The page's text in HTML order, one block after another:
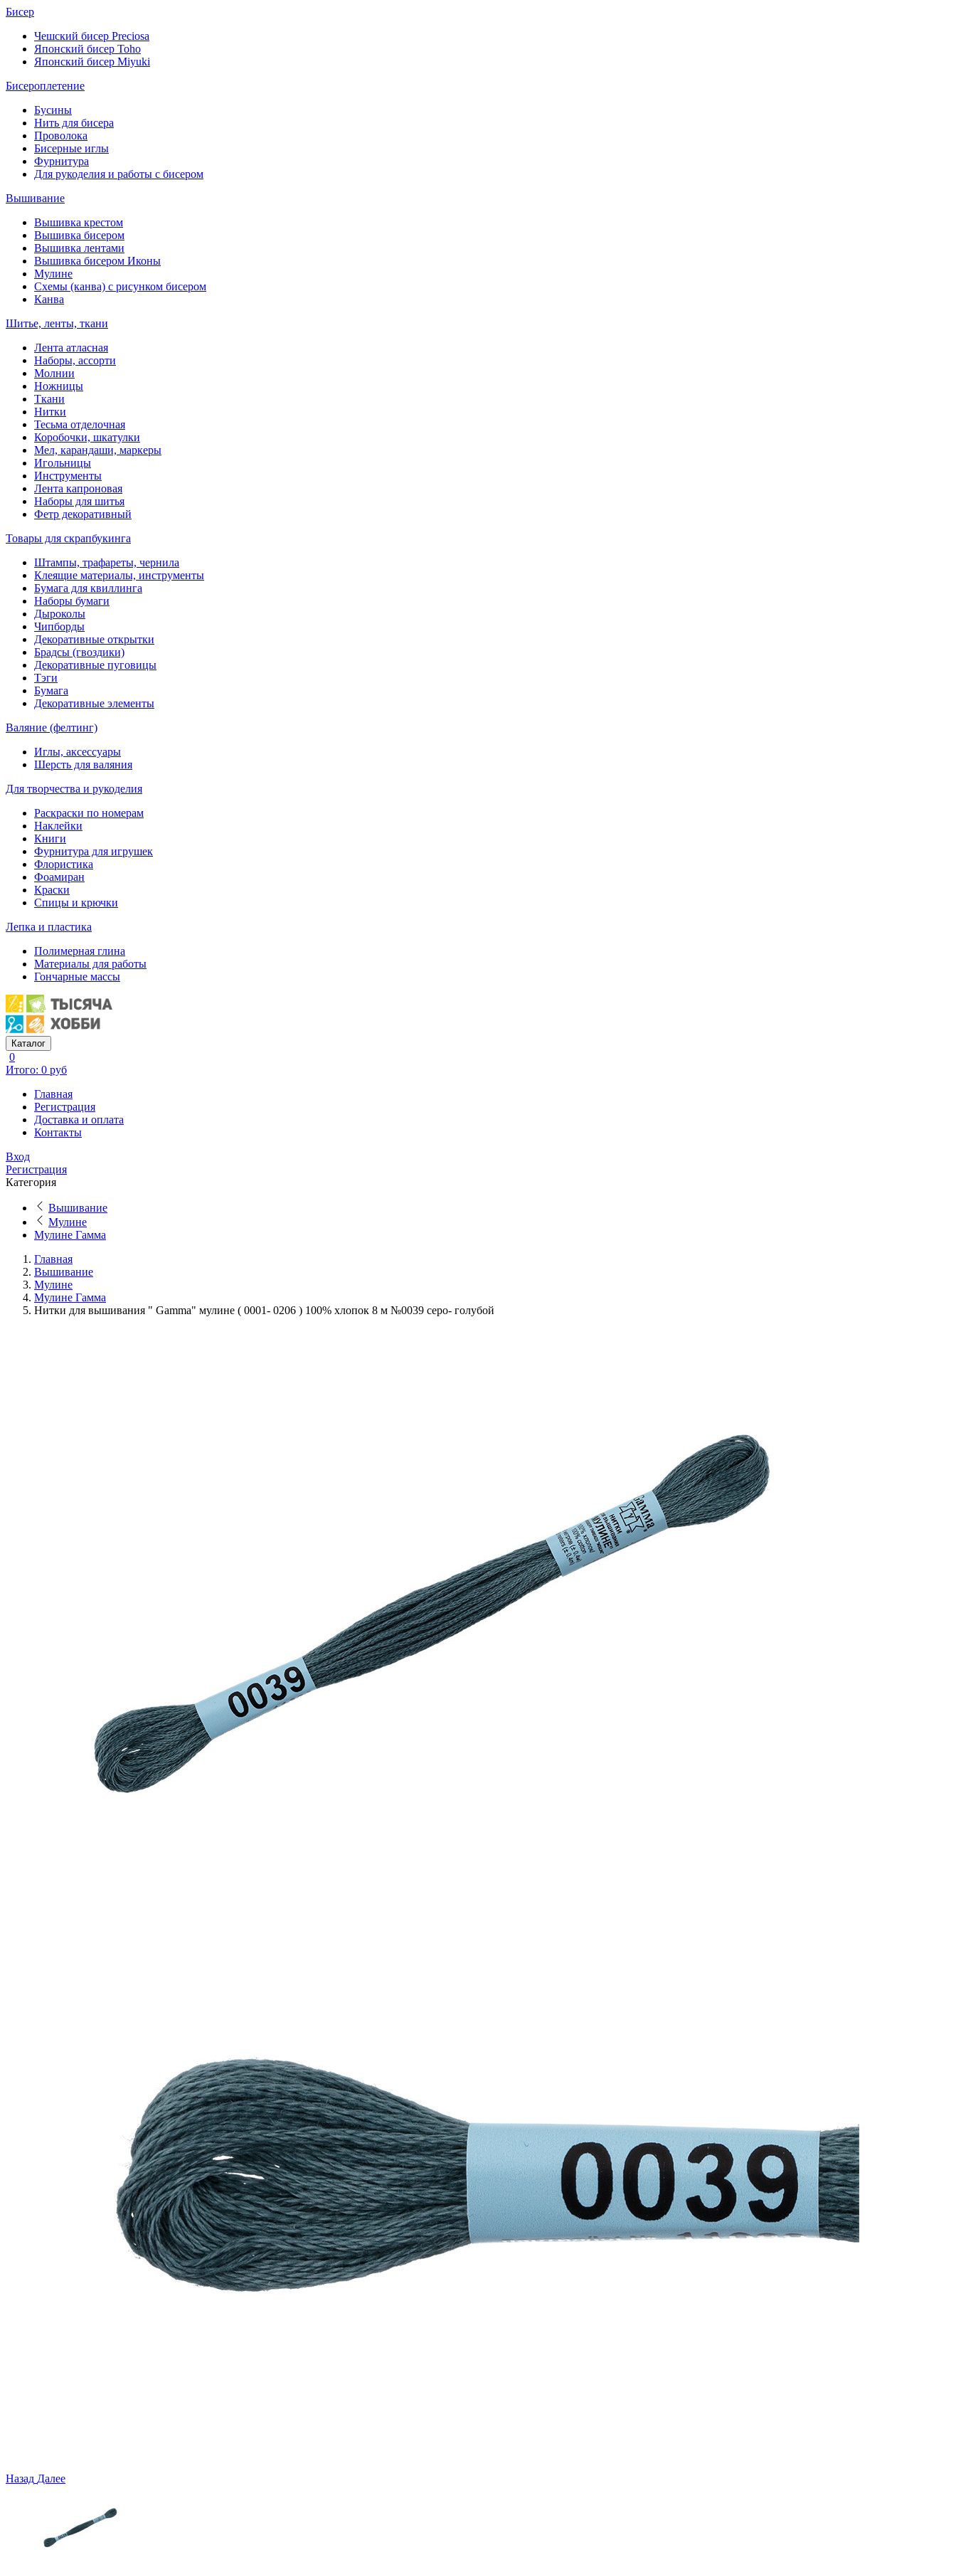
Бисер
Чешский бисер Preciosa
Японский бисер Toho
Японский бисер Miyuki
Бисероплетение
Бусины
Нить для бисера
Проволока
Бисерные иглы
Фурнитура
Для рукоделия и работы с бисером
Вышивание
Вышивка крестом
Вышивка бисером
Вышивка лентами
Вышивка бисером Иконы
Мулине
Схемы (канва) с рисунком бисером
Канва
Шитье, ленты, ткани
Лента атласная
Наборы, ассорти
Молнии
Ножницы
Ткани
Нитки
Тесьма отделочная
Коробочки, шкатулки
Мел, карандаши, маркеры
Игольницы
Инструменты
Лента капроновая
Наборы для шитья
Фетр декоративный
Товары для скрапбукинга
Штампы, трафареты, чернила
Клеящие материалы, инструменты
Бумага для квиллинга
Наборы бумаги
Дыроколы
Чипборды
Декоративные открытки
Брадсы (гвоздики)
Декоративные пуговицы
Тэги
Бумага
Декоративные элементы
Валяние (фелтинг)
Иглы, аксессуары
Шерсть для валяния
Для творчества и рукоделия
Раскраски по номерам
Наклейки
Книги
Фурнитура для игрушек
Флористика
Фоамиран
Краски
Спицы и крючки
Лепка и пластика
Полимерная глина
Материалы для работы
Гончарные массы
Каталог
0
Итого: 0 руб
Главная
Регистрация
Доставка и оплата
Контакты
Вход
Регистрация
Категория
Вышивание
Мулине
Мулине Гамма
Главная
Вышивание
Мулине
Мулине Гамма
Нитки для вышивания " Gamma" мулине ( 0001- 0206 ) 100% хлопок 8 м №0039 серо- голубой
Назад Далее